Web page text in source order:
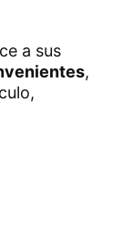
a sus
,